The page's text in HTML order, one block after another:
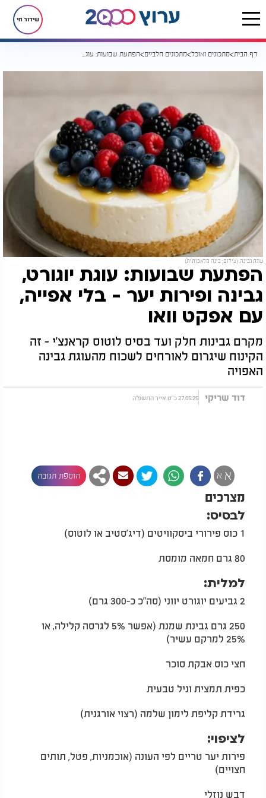
שידור חי
דף הבית מתכונים ואוכל מתכונים חלביים הפתעת שבועות: עוגת יוגורט, גבינה ופירות יער - בלי אפייה, עם אפקט וואו
עוגת גבינה. (צילום: בינה מלאכותית)
הפתעת שבועות: עוגת יוגורט,
גבינה ופירות יער - בלי אפייה,
עם אפקט וואו
מקרם גבינות חלק ועד בסיס לוטוס קראנצ'י - זה
הקינוח שיגרום לאורחים לשכוח מהעוגת גבינה
האפויה
דוד שריקי 27.05.25 כ"ט אייר התשפ"ה
א א הוספת תגובה
מצרכים
לבסיס:
1 כוס פירורי ביסקוויטים (דיג'סטיב או לוטוס)
80 גרם חמאה מומסת
למלית:
2 גביעים יוגורט יווני (סה"כ כ-300 גרם)
250 גרם גבינת שמנת (אפשר 5% לגרסה קלילה, או
25% למרקם עשיר)
חצי כוס אבקת סוכר
כפית תמצית וניל טבעית
גרידת קליפת לימון שלמה (רצוי אורגנית)
לציפוי:
פירות יער טריים לפי העונה (אוכמניות, פטל, תותים
חצויים)
דבש נוזלי